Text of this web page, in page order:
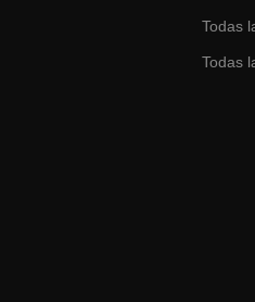
Todas
Todas